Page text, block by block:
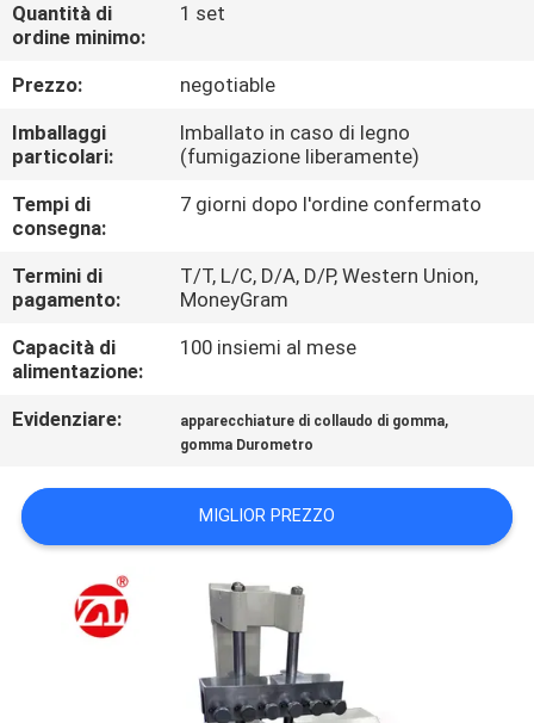
CONTROLLO
DI
QUALITÀ
CONTATTICI
NOTIZIE
RICHIEDA
CITAZIONE
VR
SHOW
SITEMAP
Quantità di
ordine minimo:
1 set
Prezzo:
negotiable
Imballaggi
particolari:
Imballato in caso di legno
(fumigazione liberamente)
Tempi di
consegna:
7 giorni dopo l'ordine confermato
Termini di
pagamento:
T/T, L/C, D/A, D/P, Western Union,
MoneyGram
Capacità di
alimentazione:
100 insiemi al mese
Evidenziare: apparecchiature di collaudo di gomma,
gomma Durometro
MIGLIOR PREZZO